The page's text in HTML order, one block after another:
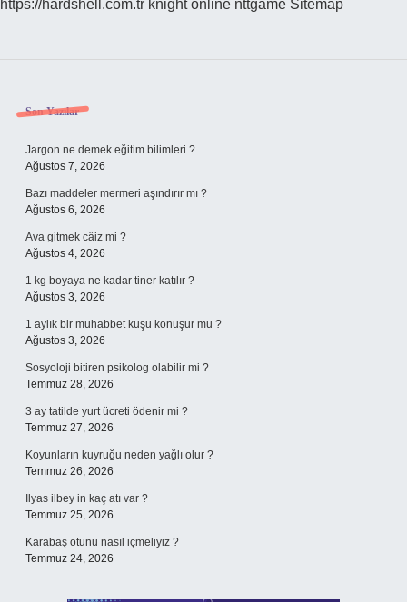
https://hardshell.com.tr knight online nttgame Sitemap
Sidebar
Son Yazılar
Jargon ne demek eğitim bilimleri ?
Ağustos 7, 2026
Bazı maddeler mermeri aşındırır mı ?
Ağustos 6, 2026
Ava gitmek câiz mi ?
Ağustos 4, 2026
1 kg boyaya ne kadar tiner katılır ?
Ağustos 3, 2026
1 aylık bir muhabbet kuşu konuşur mu ?
Ağustos 3, 2026
Sosyoloji bitiren psikolog olabilir mi ?
Temmuz 28, 2026
3 ay tatilde yurt ücreti ödenir mi ?
Temmuz 27, 2026
Koyunların kuyruğu neden yağlı olur ?
Temmuz 26, 2026
Ilyas ilbey in kaç atı var ?
Temmuz 25, 2026
Karabaş otunu nasıl içmeliyiz ?
Temmuz 24, 2026